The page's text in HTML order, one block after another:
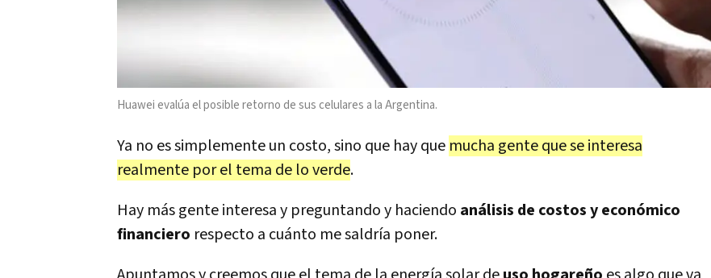
Huawei evalúa el posible retorno de sus celulares a la Argentina.
Ya no es simplemente un costo, sino que hay que mucha gente que se interesa
realmente por el tema de lo verde.
Hay más gente interesa y preguntando y haciendo análisis de costos y económico
financiero respecto a cuánto me saldría poner.